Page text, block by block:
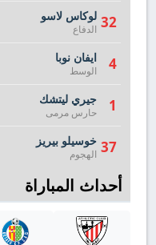
32 لوكاس لاسو
الدفاع
4 ايفان نوبا
الوسط
1 جيري ليتشك
حارس مرمى
37 خوسيلو بيريز
الهجوم
أحداث المباراة